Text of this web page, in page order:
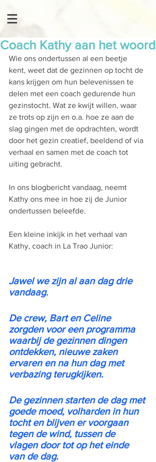
Coach Kathy aan het woord
Wie ons ondertussen al een beetje
kent, weet dat de gezinnen op tocht de
kans krijgen om hun belevenissen te
delen met een coach gedurende hun
gezinstocht. Wat ze kwijt willen, waar
ze trots op zijn en o.a. hoe ze aan de
slag gingen met de opdrachten, wordt
door het gezin creatief, beeldend of via
verhaal en samen met de coach tot
uiting gebracht.
In ons blogbericht vandaag, neemt
Kathy ons mee in hoe zij de Junior
ondertussen beleefde.
Een kleine inkijk in het verhaal van
Kathy, coach in La Trao Junior:
Jawel we zijn al aan dag drie
vandaag.
De crew, Bart en Celine
zorgden voor een programma
waarbij de gezinnen dingen
ontdekken, nieuwe zaken
ervaren en na hun dag met
verbazing terugkijken.
De gezinnen starten de dag met
goede moed, volharden in hun
tocht en blijven er voorgaan
tegen de wind, tussen de
vlagen door tot op het einde
van de dag.